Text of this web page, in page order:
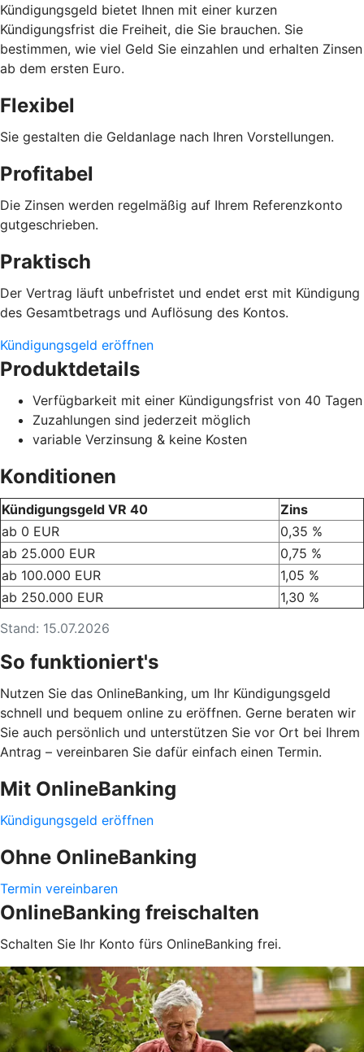
Kündigungsgeld bietet Ihnen mit einer kurzen
Kündigungsfrist die Freiheit, die Sie brauchen. Sie
bestimmen, wie viel Geld Sie einzahlen und erhalten Zinsen
ab dem ersten Euro.
Flexibel
Sie gestalten die Geldanlage nach Ihren Vorstellungen.
Profitabel
Die Zinsen werden regelmäßig auf Ihrem Referenzkonto
gutgeschrieben.
Praktisch
Der Vertrag läuft unbefristet und endet erst mit Kündigung
des Gesamtbetrags und Auflösung des Kontos.
Kündigungsgeld eröffnen
Produktdetails
Verfügbarkeit mit einer Kündigungsfrist von 40 Tagen
Zuzahlungen sind jederzeit möglich
variable Verzinsung & keine Kosten
Konditionen
Stand: 15.07.2026
Kündigungsgeld VR 40
Zins
ab 0 EUR
0,35 %
ab 25.000 EUR
0,75 %
ab 100.000 EUR
1,05 %
ab 250.000 EUR
1,30 %
So funktioniert's
Nutzen Sie das OnlineBanking, um Ihr Kündigungsgeld
schnell und bequem online zu eröffnen. Gerne beraten wir
Sie auch persönlich und unterstützen Sie vor Ort bei Ihrem
Antrag – vereinbaren Sie dafür einfach einen Termin.
Mit OnlineBanking
Kündigungsgeld eröffnen
Ohne OnlineBanking
Termin vereinbaren
OnlineBanking freischalten
Schalten Sie Ihr Konto fürs OnlineBanking frei.